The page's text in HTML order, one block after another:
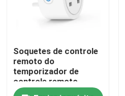
Casa
Produtos
Soquetes de controle
remoto do
temporizador de
controle remoto
esperto BRITÂNICO